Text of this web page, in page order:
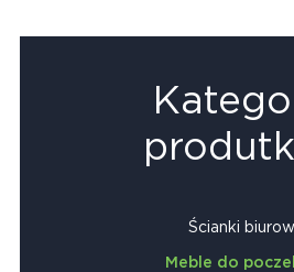
Ścianki
Meble do